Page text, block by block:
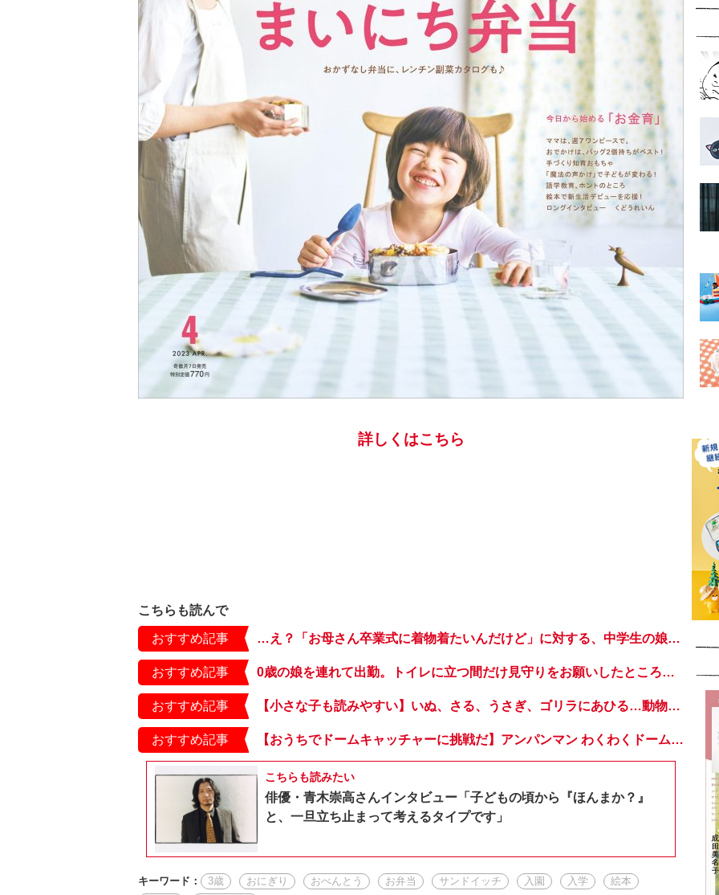
詳しくはこちら
こちらも読んで
おすすめ記事 …え？「お母さん卒業式に着物着たいんだけど」に対する、中学生の娘の厳しいコメント【大きくなってく娘と私】
おすすめ記事 0歳の娘を連れて出勤。トイレに立つ間だけ見守りをお願いしたところ、娘は大泣き。そして…【今日のたやちゃん・61】
おすすめ記事 【小さな子も読みやすい】いぬ、さる、うさぎ、ゴリラにあひる…動物たちのまねっこできるかな？『まねまねっこ』発売中！
おすすめ記事 【おうちでドームキャッチャーに挑戦だ】アンパンマン わくわくドームキャッチャー
こちらも読みたい
俳優・青木崇高さんインタビュー「子どもの頃から『ほんまか？』
と、一旦立ち止まって考えるタイプです」
キーワード： 3歳 おにぎり おべんとう お弁当 サンドイッチ 入園 入学 絵本